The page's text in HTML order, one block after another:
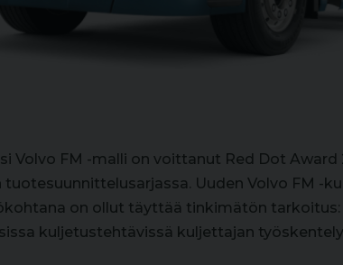
Volvo FM -malli on voittanut Red Dot Award
tuotesuunnittelusarjassa. Uuden Volvo FM -
on ollut täyttää tinkimätön
kuljetustehtävissä kuljettajan